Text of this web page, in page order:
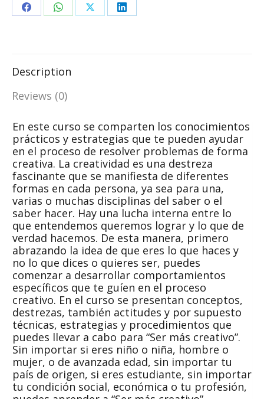
Share Share Share Share
Description
Reviews (0)
En este curso se comparten los conocimientos
prácticos y estrategias que te pueden ayudar
en el proceso de resolver problemas de forma
creativa. La creatividad es una destreza
fascinante que se manifiesta de diferentes
formas en cada persona, ya sea para una,
varias o muchas disciplinas del saber o el
saber hacer. Hay una lucha interna entre lo
que entendemos queremos lograr y lo que de
verdad hacemos. De esta manera, primero
abrazando la idea de que eres lo que haces y
no lo que dices o quieres ser, puedes
comenzar a desarrollar comportamientos
específicos que te guíen en el proceso
creativo. En el curso se presentan conceptos,
destrezas, también actitudes y por supuesto
técnicas, estrategias y procedimientos que
puedes llevar a cabo para “Ser más creativo”.
Sin importar si eres niño o niña, hombre o
mujer, o de avanzada edad, sin importar tu
país de origen, si eres estudiante, sin importar
tu condición social, económica o tu profesión,